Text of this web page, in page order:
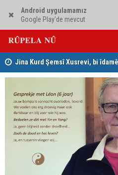
Android uygulamamız
Google Play'de mevcut
Jina Kurd Şemsî Xusrevi, bi